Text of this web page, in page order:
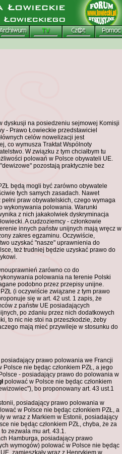
dyskusji na posiedzeniu sejmowej Komisji
- Prawo Łowieckie przedstawiciel
celów nowelizacji jest
co wymusza Traktat Wspólnoty
W związku z tym chciałbym tu
polowań w Polsce obywateli UE.
pozostają praktycznie bez
będą mogli być zarówno obywatele
tych samych zasadach. Nawet
praw obywatelskich, czego wymaga
wykonywania polowania. Warunki
z nich jakakolwiek dyskryminacja
A cudzoziemcy - członkowie
innych państw unijnych mają wręcz w
zakres egzaminu. Oczywiście,
uzyskać "nasze" uprawnienia do
też trudniej będzie uzyskać prawo do
zarówno co do
polowania na terenie Polski
podobno przez przepisy unijne.
(i oczywiście związane z tym prawo
się w art. 42 ust. 1 zapis, że
z państw UE posiadających
po zdaniu przez nich dodatkowych
to nic nie stoi na przeszkodzie, żeby
mają mieć przywileje w stosunku do
prawo polowania we Francji
nie będąc członkiem PZŁ, a jego
- posiadający prawo do polowania w
polować w Polsce nie będąc członkiem
bo proponowany art. 43 ust.1
posiadający prawo polowania w
w Polsce nie będąc członkiem PZŁ, a
w wraz z Markiem w Estonii, posiadający
nie będąc członkiem PZŁ, chyba, że za
zezwala mu art. 43.1.
Hamburga, posiadający prawo
wymogów) polować w Polsce nie będąc
zamieszkały wraz z Henrykiem w